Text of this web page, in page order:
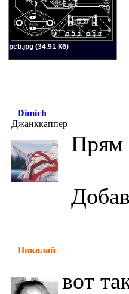
pcb.jpg (34.91 Кб)
Dimich
Джанккаппер
Прям
Николай
вот